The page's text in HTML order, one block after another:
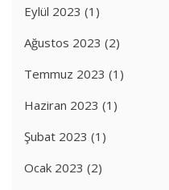
Eylül 2023 (1)
Ağustos 2023 (2)
Temmuz 2023 (1)
Haziran 2023 (1)
Şubat 2023 (1)
Ocak 2023 (2)